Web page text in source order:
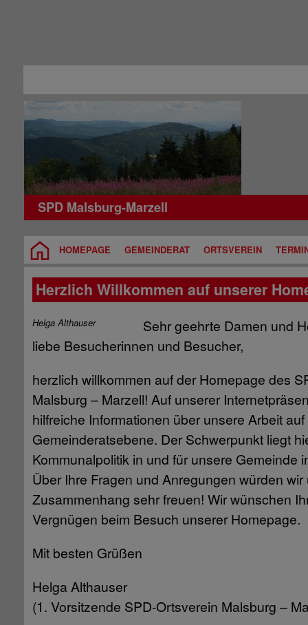
SPD Malsburg-Marzell
HOMEPAGE GEMEINDERAT ORTSVEREIN
Herzlich Willkommen auf unserer
Helga Althauser
Sehr geehrte Damen und
liebe Besucherinnen und Besucher,
herzlich willkommen auf der Homepage des
Malsburg – Marzell! Auf unserer
hilfreiche Informationen über unsere Arbeit
Gemeinderatsebene. Der Schwerpunkt liegt
Kommunalpolitik in und für unsere Gemeinde
Über Ihre Fragen und Anregungen würden
Zusammenhang sehr freuen! Wir wünschen
Vergnügen beim Besuch unserer Homepage.
Mit besten Grüßen
Helga Althauser
(1. Vorsitzende SPD-Ortsverein Malsburg –